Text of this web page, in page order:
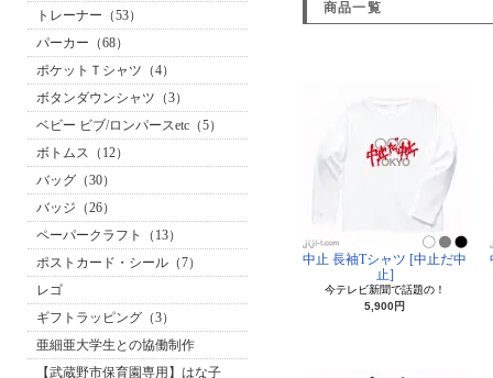
トレーナー（53）
パーカー（68）
ポケットＴシャツ（4）
ボタンダウンシャツ（3）
ベビー ビブ/ロンパースetc（5）
ボトムス（12）
バッグ（30）
バッジ（26）
ペーパークラフト（13）
ポストカード・シール（7）
レゴ
ギフトラッピング（3）
亜細亜大学生との協働制作
【武蔵野市保育園専用】はな子
商品一覧
中止 長袖Tシャツ [中止だ中
止]
今テレビ新聞で話題の！
5,900円